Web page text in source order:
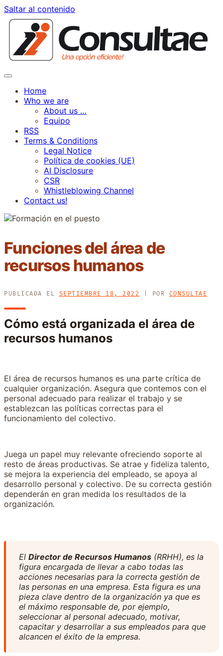
Saltar al contenido
Home
Who we are
About us …
Equipo
RSS
Terms & Conditions
Legal Notice
Política de cookies (UE)
AI Disclosure
CSR
Whistleblowing Channel
Contact us!
Funciones del área de
recursos humanos
PUBLICADA EL SEPTIEMBRE 18, 2022 POR CONSULTAE
Cómo está organizada el área de
recursos humanos
El área de recursos humanos es una parte crítica de
cualquier organización. Asegura que contemos con el
personal adecuado para realizar el trabajo y se
establezcan las políticas correctas para el
funcionamiento del colectivo.
Juega un papel muy relevante ofreciendo soporte al
resto de áreas productivas. Se atrae y fideliza talento,
se mejora la experiencia del empleado, se apoya al
desarrollo personal y colectivo. De su correcta gestión
dependerán en gran medida los resultados de la
organización.
El Director de Recursos Humanos (RRHH), es la
figura encargada de llevar a cabo todas las
acciones necesarias para la correcta gestión de
las personas en una empresa. Esta figura es una
pieza clave dentro de la organización ya que es
el máximo responsable de, por ejemplo,
seleccionar al personal adecuado, motivar,
capacitar y desarrollar a sus empleados para que
alcancen el éxito de la empresa.